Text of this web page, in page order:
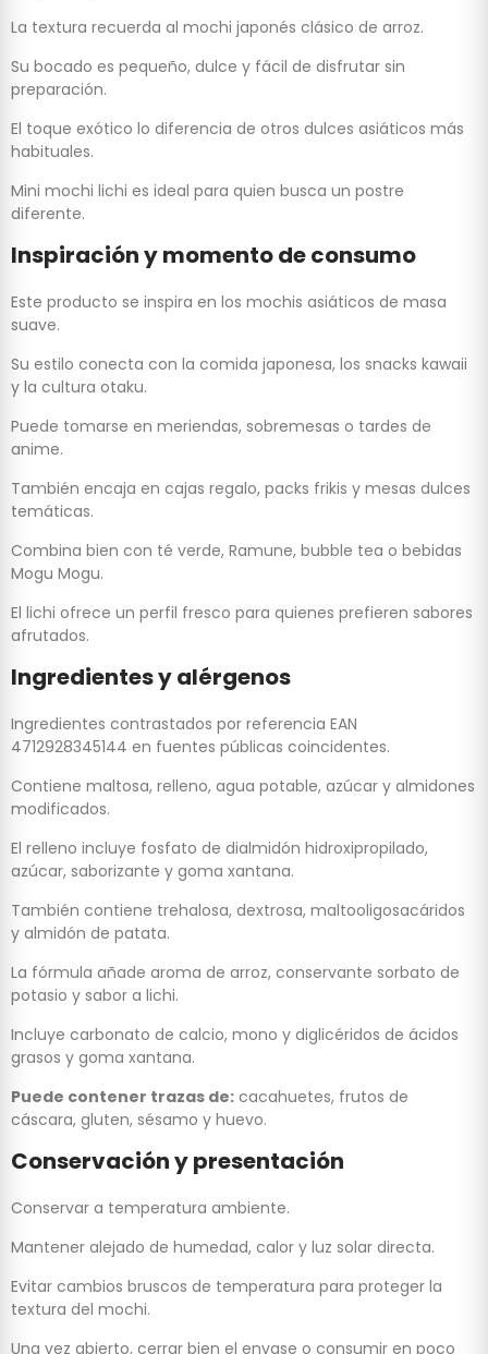
La textura recuerda al mochi japonés clásico de arroz.
Su bocado es pequeño, dulce y fácil de disfrutar sin
preparación.
El toque exótico lo diferencia de otros dulces asiáticos más
habituales.
Mini mochi lichi es ideal para quien busca un postre
diferente.
Inspiración y momento de consumo
Este producto se inspira en los mochis asiáticos de masa
suave.
Su estilo conecta con la comida japonesa, los snacks kawaii
y la cultura otaku.
Puede tomarse en meriendas, sobremesas o tardes de
anime.
También encaja en cajas regalo, packs frikis y mesas dulces
temáticas.
Combina bien con té verde, Ramune, bubble tea o bebidas
Mogu Mogu.
El lichi ofrece un perfil fresco para quienes prefieren sabores
afrutados.
Ingredientes y alérgenos
Ingredientes contrastados por referencia EAN
4712928345144 en fuentes públicas coincidentes.
Contiene maltosa, relleno, agua potable, azúcar y almidones
modificados.
El relleno incluye fosfato de dialmidón hidroxipropilado,
azúcar, saborizante y goma xantana.
También contiene trehalosa, dextrosa, maltooligosacáridos
y almidón de patata.
La fórmula añade aroma de arroz, conservante sorbato de
potasio y sabor a lichi.
Incluye carbonato de calcio, mono y diglicéridos de ácidos
grasos y goma xantana.
Puede contener trazas de: cacahuetes, frutos de
cáscara, gluten, sésamo y huevo.
Conservación y presentación
Conservar a temperatura ambiente.
Mantener alejado de humedad, calor y luz solar directa.
Evitar cambios bruscos de temperatura para proteger la
textura del mochi.
Una vez abierto, cerrar bien el envase o consumir en poco